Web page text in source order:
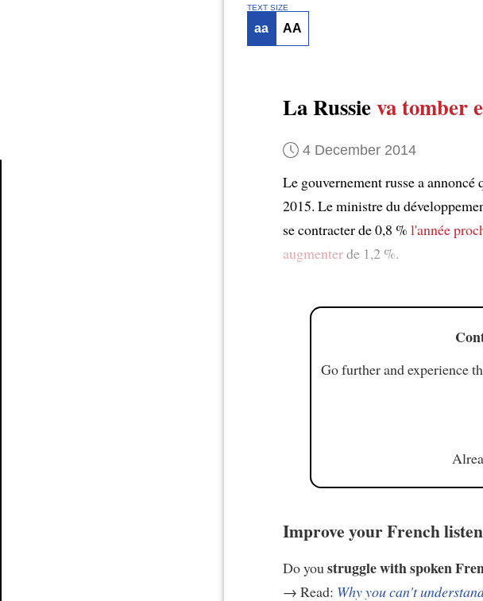
TEXT SIZE
aa AA
La Russieva tomber
4 December 2014
Le gouvernement russe a
2015. Le ministre du
se contracter de 0,8 % l'année
augmenterde 1,2 %.
Go further and experience
Improve your French
Do youstruggle with spoken
→ Read: Why you can't